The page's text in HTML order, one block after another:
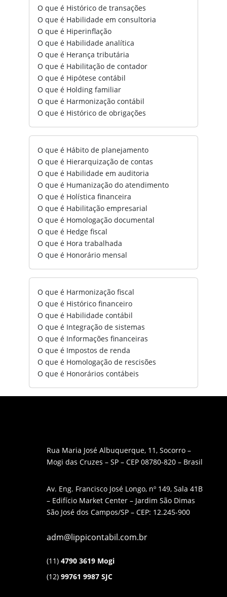
O que é Histórico de transações
O que é Habilidade em consultoria
O que é Hiperinflação
O que é Habilidade analítica
O que é Herança tributária
O que é Habilitação de contador
O que é Hipótese contábil
O que é Holding familiar
O que é Harmonização contábil
O que é Histórico de obrigações
O que é Hábito de planejamento
O que é Hierarquização de contas
O que é Habilidade em auditoria
O que é Humanização do atendimento
O que é Holística financeira
O que é Habilitação empresarial
O que é Homologação documental
O que é Hedge fiscal
O que é Hora trabalhada
O que é Honorário mensal
O que é Harmonização fiscal
O que é Histórico financeiro
O que é Habilidade contábil
O que é Integração de sistemas
O que é Informações financeiras
O que é Impostos de renda
O que é Homologação de rescisões
O que é Honorários contábeis
Rua Maria José Albuquerque, 11, Socorro –
Mogi das Cruzes – SP – CEP 08780-820 – Brasil
Av. Eng. Francisco José Longo, nº 149, Sala 41B
– Edifício Market Center – Jardim São Dimas
São José dos Campos/SP – CEP: 12.245-900
adm@lippicontabil.com.br
(11) 4790 3619 Mogi
(12) 99761 9987 SJC